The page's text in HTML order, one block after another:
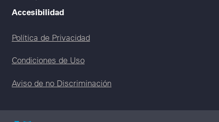
Accesibilidad
Legal menu
Política de Privacidad
Condiciones de Uso
Aviso de no Discriminación